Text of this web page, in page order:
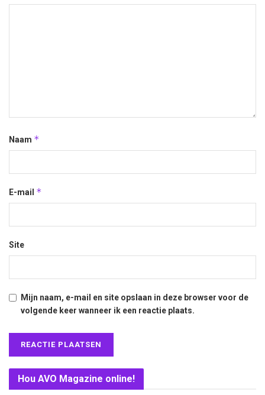
Naam *
E-mail *
Site
Mijn naam, e-mail en site opslaan in deze browser voor de
volgende keer wanneer ik een reactie plaats.
Hou AVO Magazine online!